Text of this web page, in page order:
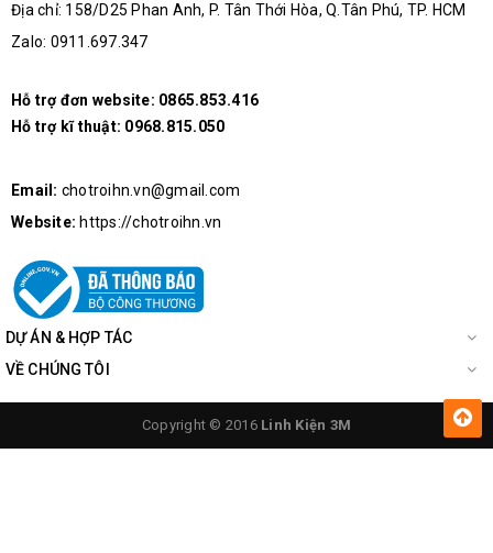
Địa chỉ: 158/D25 Phan Anh, P. Tân Thới Hòa, Q.Tân Phú, TP. HCM
Zalo: 0911.697.347
Hỗ trợ đơn website: 0865.853.416
Hỗ trợ kĩ thuật: 0968.815.050
Email: chotroihn.vn@gmail.com
Website: https://chotroihn.vn
DỰ ÁN & HỢP TÁC
VỀ CHÚNG TÔI
Copyright © 2016 Linh Kiện 3M